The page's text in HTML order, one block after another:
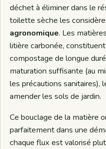
déchet à éliminer dans le
toilette sèche les
agronomique. Les
litière carbonée,
compostage de longue
maturation suffisante (au
les précautions sanitaires),
amender les sols de jardin.
Ce bouclage de la matière
parfaitement dans une
chaque flux est valorisé